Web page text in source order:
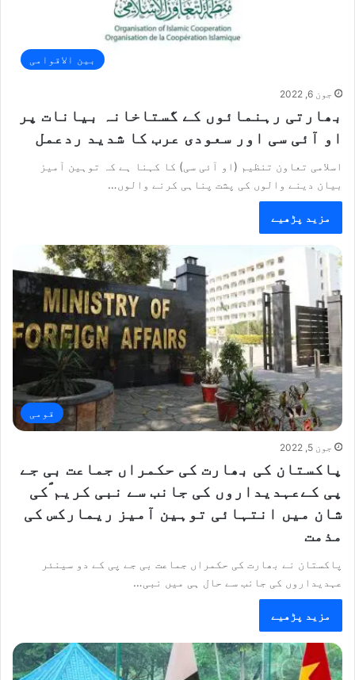
بین الاقوامی
جون 6, 2022
بھارتی رہنمائوں کے گستاخانہ بیانات پر
او آئی سی اور سعودی عرب کا شدید ردعمل
اسلامی تعاون تنظیم (او آئی سی) کا کہنا ہے کہ توہین آمیز
بیان دینے والوں کی پشت پناہی کرنے والوں…
مزید پڑھیے
قومی
جون 5, 2022
پاکستان کی بھارت کی حکمراں جماعت بی جے
پی کےعہدیداروں کی جانب سے نبی کریم ؐکی
شان میں انتہائی توہین آمیز ریمارکس کی
مذمت
پاکستان نے بھارت کی حکمراں جماعت بی جے پی کے دو سینئر
عہدیداروں کی جانب سے حال ہی میں نبی…
مزید پڑھیے